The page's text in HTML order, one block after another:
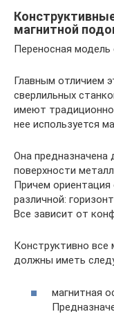
магнитной
Переносная
Главным отличием
сверлильных
имеют
нее используется
Она предназначена
поверхности
Причем
различной:
Все зависит от
Конструктивно все
должны иметь
магнитная